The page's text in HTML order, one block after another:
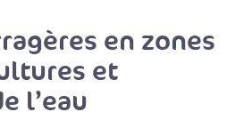
en zones
et
l’eau